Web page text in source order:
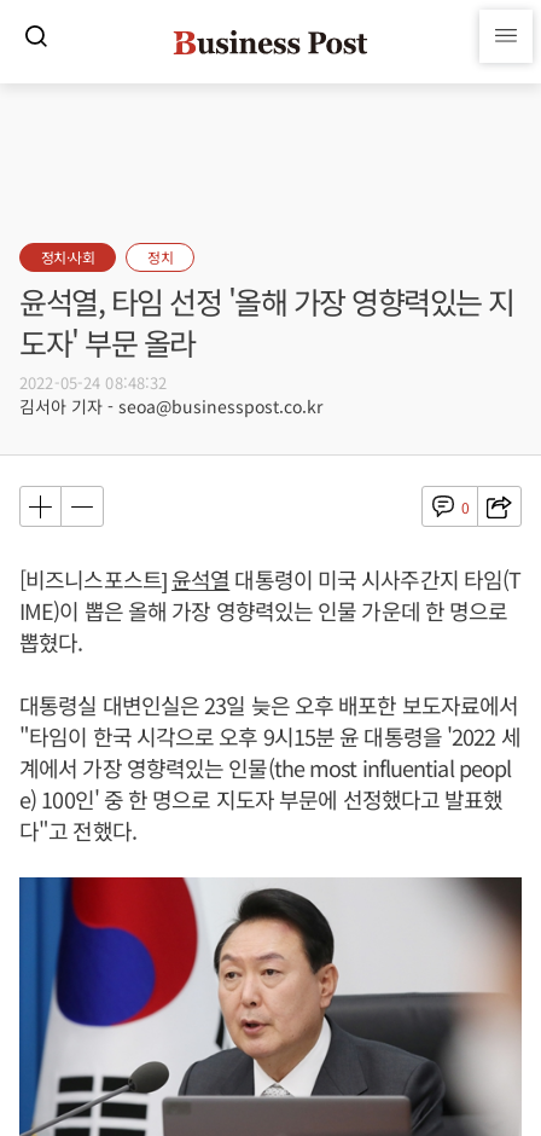
정치·사회 정치
윤석열, 타임 선정 '올해 가장 영향력있는 지
도자' 부문 올라
2022-05-24 08:48:32
김서아 기자 - seoa@businesspost.co.kr
0
[비즈니스포스트]윤석열 대통령이 미국 시사주간지 타임(T
IME)이 뽑은 올해 가장 영향력있는 인물 가운데 한 명으로
뽑혔다.
대통령실 대변인실은 23일 늦은 오후 배포한 보도자료에서
"타임이 한국 시각으로 오후 9시15분 윤 대통령을 '2022 세
계에서 가장 영향력있는 인물(the most influential peopl
e) 100인' 중 한 명으로 지도자 부문에 선정했다고 발표했
다"고 전했다.